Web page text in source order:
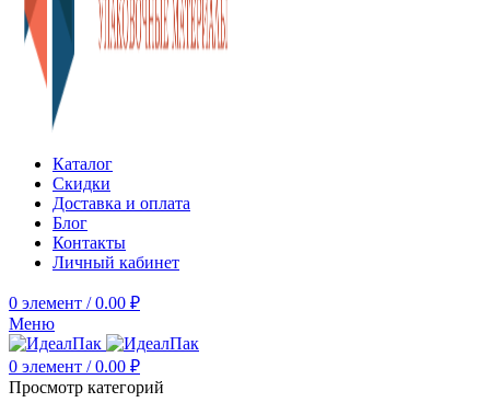
Каталог
Скидки
Доставка и оплата
Блог
Контакты
Личный кабинет
0 элемент / 0.00 ₽
Меню
0 элемент / 0.00 ₽
Просмотр категорий